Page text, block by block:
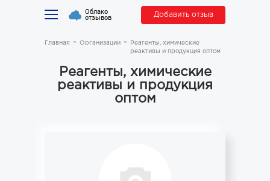
Облако
отзывов Добавить отзыв
Главная Организации
Реагенты, химические
реактивы и продукция оптом
Реагенты, химические
реактивы и продукция
оптом